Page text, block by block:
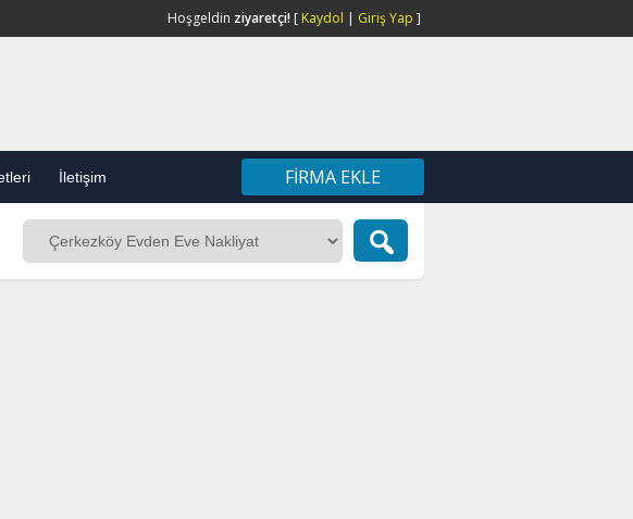
Hoşgeldin ziyaretçi! [ Kaydol | Giriş Yap ]
İletişim FIRMA EKLE